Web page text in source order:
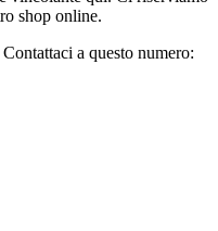
shop online.
a questo numero: